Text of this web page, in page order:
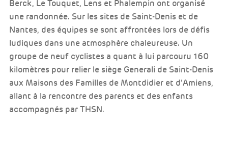
Berck, Le Touquet, Lens et Phalempin ont organisé
une randonnée. Sur les sites de Saint-Denis et de
Nantes, des équipes se sont affrontées lors de défis
ludiques dans une atmosphère chaleureuse. Un
groupe de neuf cyclistes a quant à lui parcouru 160
kilomètres pour relier le siège Generali de Saint-Denis
aux Maisons des Familles de Montdidier et d’Amiens,
allant à la rencontre des parents et des enfants
accompagnés par THSN.